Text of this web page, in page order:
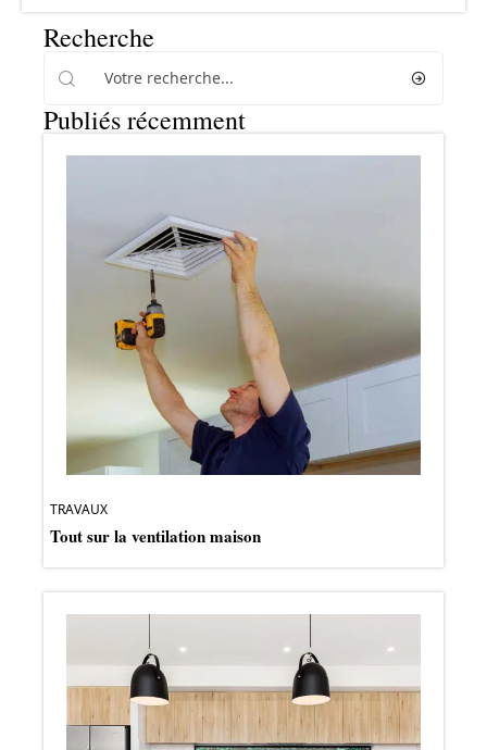
Recherche
Publiés récemment
TRAVAUX
Tout sur la ventilation maison